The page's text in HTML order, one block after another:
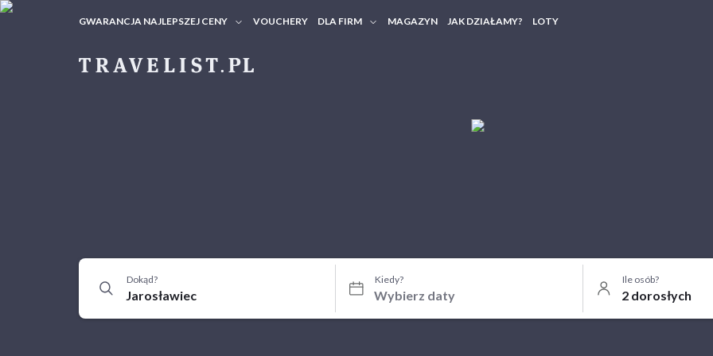
GWARANCJA NAJLEPSZEJ CENY VOUCHERY DLA FIRM MAGAZYN JAK DZIAŁAMY? LOTY
Dokąd? Kiedy? Ile osób?